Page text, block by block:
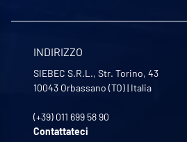
INDIRIZZO
SIEBEC S.R.L., Str. Torino, 43
10043 Orbassano (TO)| Italia
(+39) 011 699 58 90
Contattateci